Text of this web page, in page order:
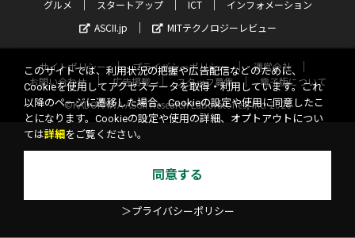
グルメ
スタートアップ ICT
インフォメーション
ASCII.jp
MITテクノロジーレビュー
サイトポリシー プライバシーポリシー
運営会社
お問い合わせ
広告掲載 スタッフ募集
電子版について
©KADOKAWA ASCII Research Laboratories, Inc. 2026
このサイトでは、利用状況の把握や広告配信などのために、
Cookieを使用してアクセスデータを取得・利用しています。これ
以降のページに遷移した場合、Cookieの設定や使用に同意したこ
とになります。Cookieの設定や使用の詳細、オプトアウトについ
ては詳細 をご覧ください。
同意する
＞プライバシーポリシー